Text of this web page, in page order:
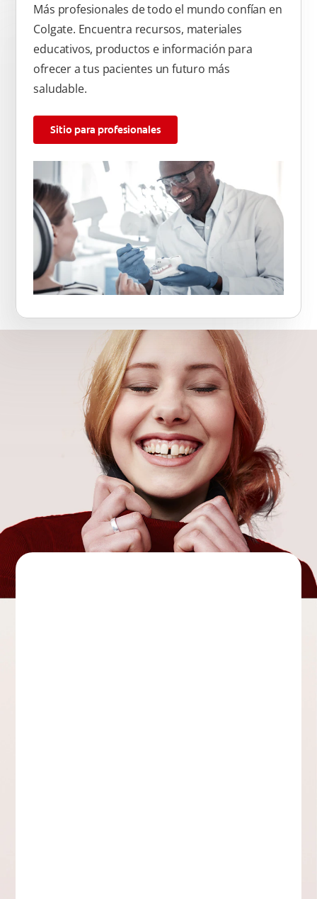
Más profesionales de todo el mundo confían en
Colgate. Encuentra recursos, materiales
educativos, productos e información para
ofrecer a tus pacientes un futuro más
saludable.
Sitio para profesionales